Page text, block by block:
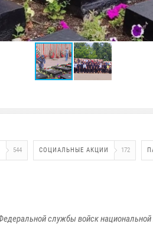
544 СОЦИАЛЬНЫЕ АКЦИИ 172
службы войск